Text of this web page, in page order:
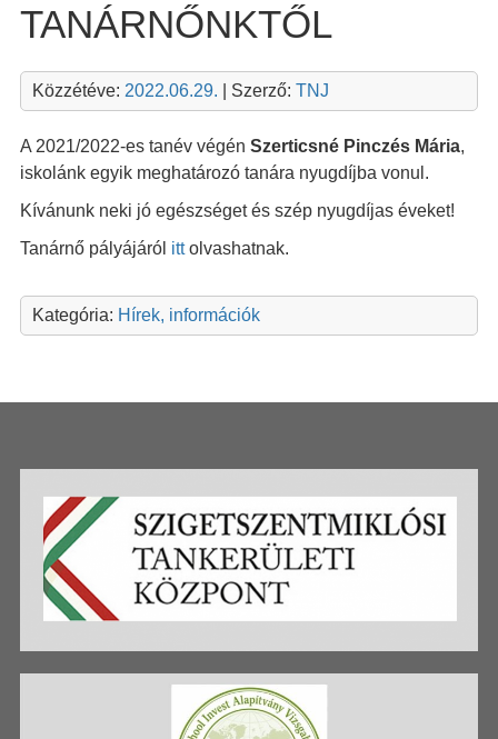
TANÁRNŐNKTŐL
Közzétéve: 2022.06.29. | Szerző: TNJ
A 2021/2022-es tanév végén Szerticsné Pinczés Mária,
iskolánk egyik meghatározó tanára nyugdíjba vonul.
Kívánunk neki jó egészséget és szép nyugdíjas éveket!
Tanárnő pályájáról ittolvashatnak.
Kategória: Hírek, információk